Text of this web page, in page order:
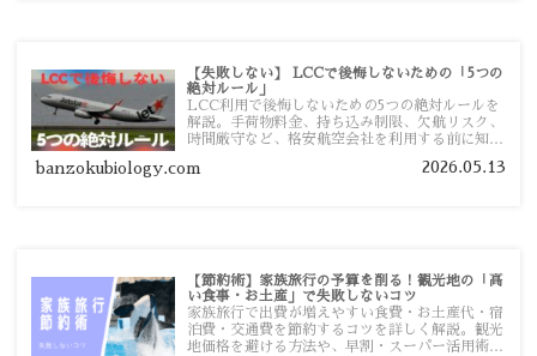
【失敗しない】 LCCで後悔しないための「5つの
絶対ルール」
LCC利用で後悔しないための5つの絶対ルールを
解説。手荷物料金、持ち込み制限、欠航リスク、
時間厳守など、格安航空会社を利用する前に知っ
す。
banzokubiology.com 2026.05.13
【節約術】家族旅行の予算を削る！観光地の「高
い食事・お土産」で失敗しないコツ
家族旅行で出費が増えやすい食費・お土産代・宿
泊費・交通費を節約するコツを詳しく解説。観光
地価格を避ける方法や、早割・スーパー活用術、